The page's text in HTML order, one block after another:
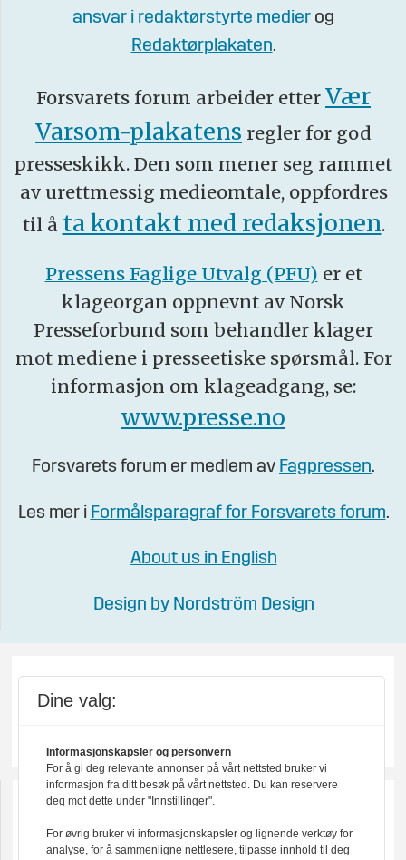
ansvar i redaktørstyrte medier og
Redaktørplakaten.
Forsvarets forum arbeider etter Vær
Varsom-plakatens regler for god
presseskikk. Den som mener seg rammet
av urettmessig medieomtale, oppfordres
til å ta kontakt med redaksjonen.
Pressens Faglige Utvalg (PFU) er et
klageorgan oppnevnt av Norsk
Presseforbund som behandler klager
mot mediene i presseetiske spørsmål. For
informasjon om klageadgang, se:
www.presse.no
Forsvarets forum er medlem av Fagpressen.
Les mer i Formålsparagraf for Forsvarets forum.
About us in English
Design by Nordström Design
Dine valg:
Informasjonskapsler og personvern
For å gi deg relevante annonser på vårt nettsted bruker vi
informasjon fra ditt besøk på vårt nettsted. Du kan reservere
deg mot dette under "Innstillinger".
For øvrig bruker vi informasjonskapsler og lignende verktøy for
analyse, for å sammenligne nettlesere, tilpasse innhold til deg